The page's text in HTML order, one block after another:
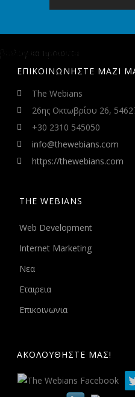
ΕΠΙΚΟΙΝΩΝΗΣΤΕ ΜΑΖΙ
The Webians
26ης Οκτωβρίου 26,
+30 2310 545050
info@thewebians.com
https://thewebians.com
THE WEBIANS
Web Development
Internet Marketing
Νεα
Εταιρεια
Επικοινωνια
βιολογικα προιοντα
Medimall Egg & Sperm Bank
Ανδρικά και γυναικεία ρολόγια -
Sexshop
ΑΚΟΛΟΥΘΗΣΤΕ ΜΑΣ!